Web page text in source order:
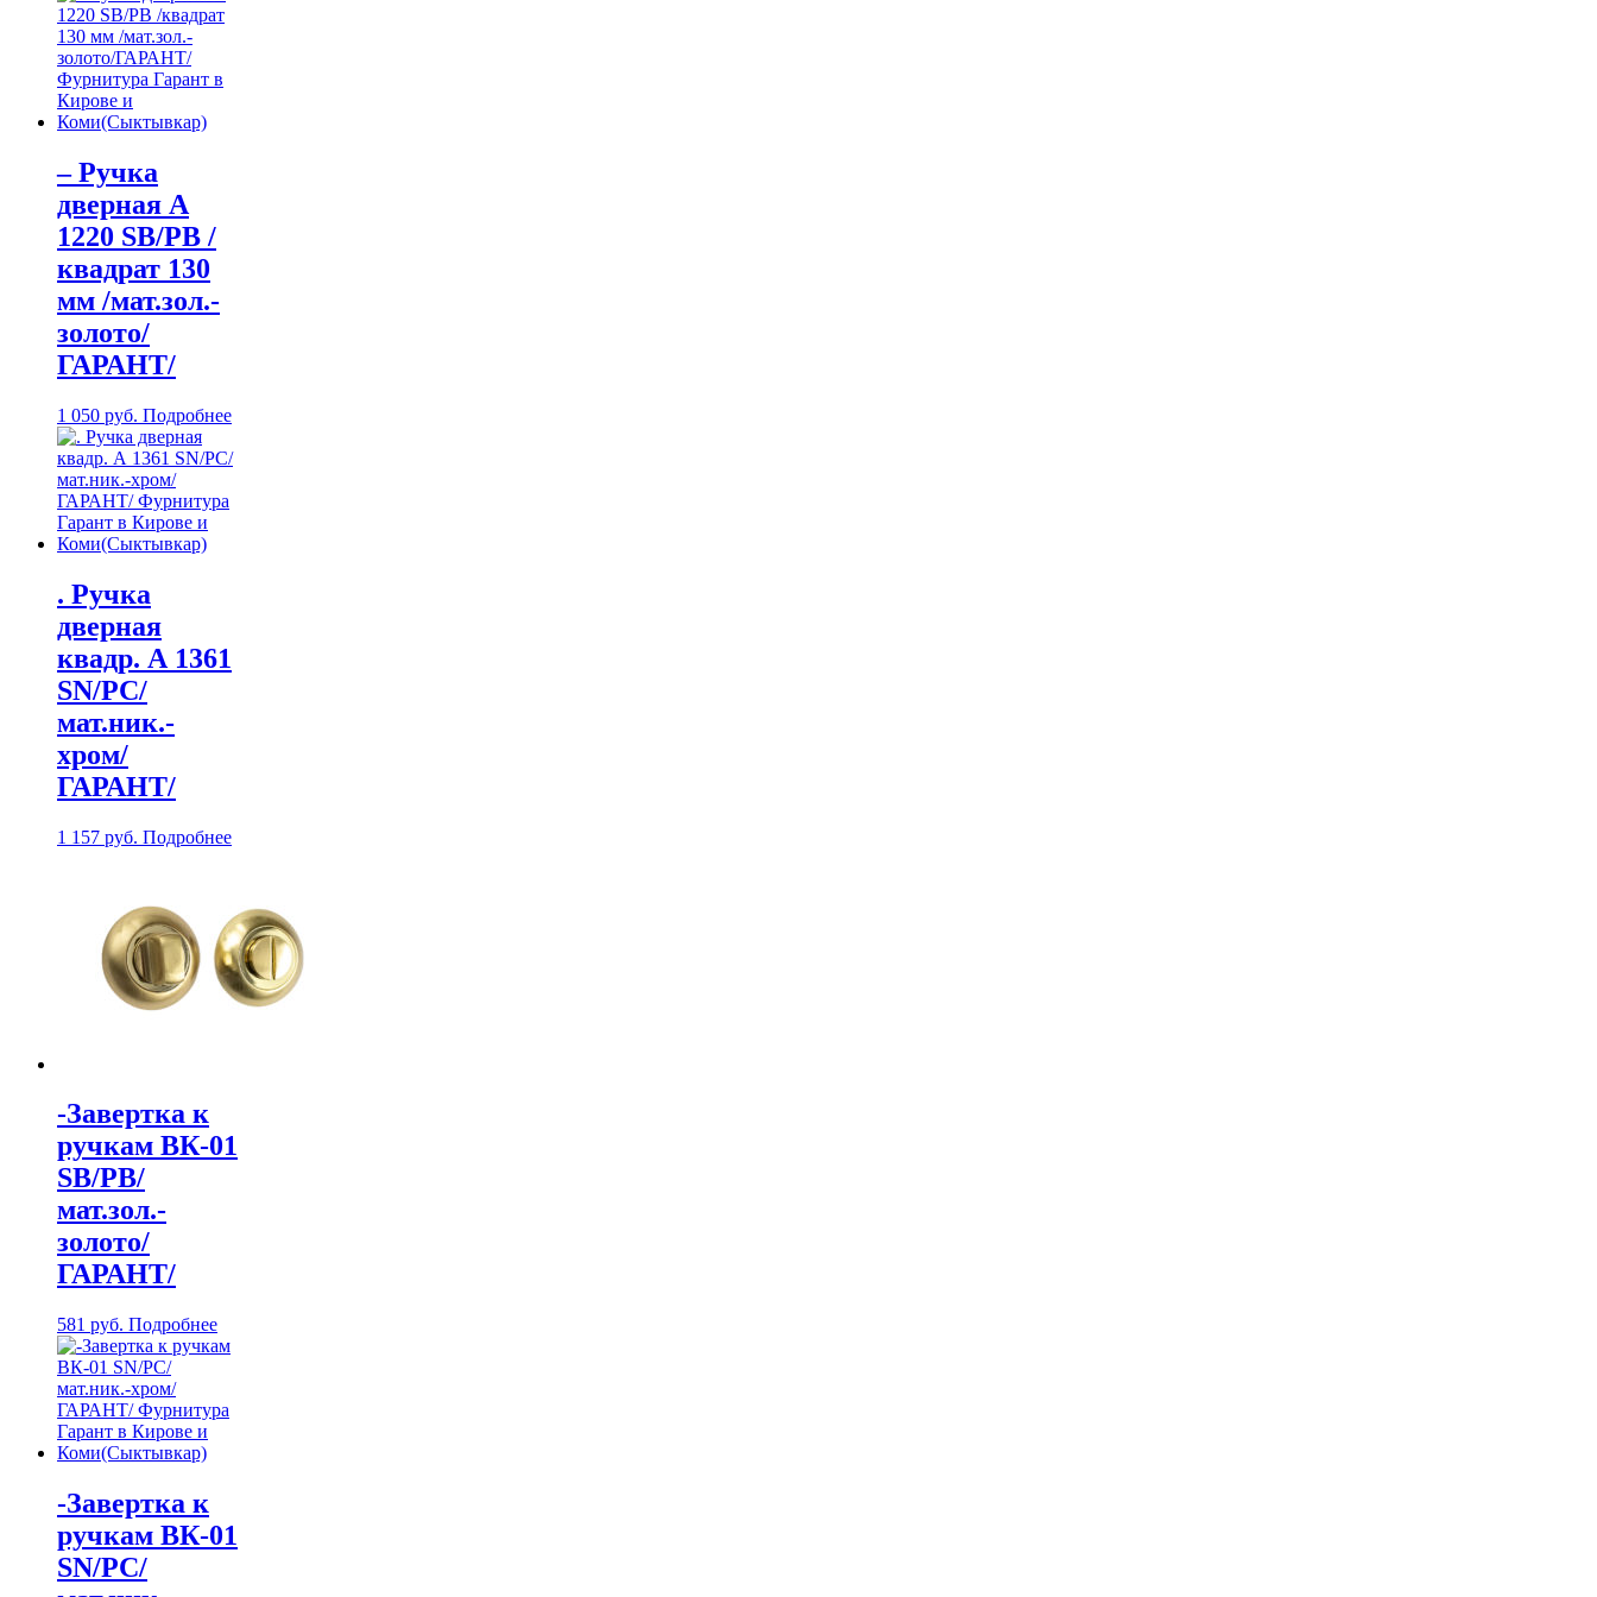
– Ручка
дверная А
1220 SB/PB /
квадрат 130
мм /мат.зол.-
золото/
ГАРАНТ/
1 050 руб. Подробнее
. Ручка
дверная
квадр. А 1361
SN/PС/
мат.ник.-
хром/
ГАРАНТ/
1 157 руб. Подробнее
-Завертка к
ручкам ВК-01
SB/PB/
мат.зол.-
золото/
ГАРАНТ/
581 руб. Подробнее
-Завертка к
ручкам ВК-01
SN/PC/